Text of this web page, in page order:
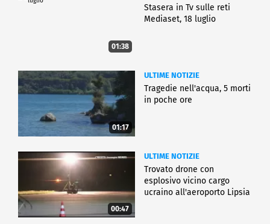
01:38
Stasera in Tv sulle reti
Mediaset, 18 luglio
01:17
ULTIME NOTIZIE
Tragedie nell'acqua, 5 morti
in poche ore
00:47
ULTIME NOTIZIE
Trovato drone con
esplosivo vicino cargo
ucraino all'aeroporto Lipsia